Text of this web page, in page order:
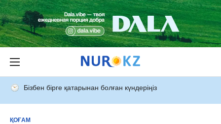
Бізбен бірге қатарынан болған күндеріңіз
ҚОҒАМ